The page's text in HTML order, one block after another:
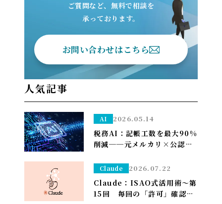
ご質問など、無料で相談を
承っております。
お問い合わせはこちら
人気記事
AI 2026.05.14
税務AI：記帳工数を最大90%
削減──元メルカリ×公認会
Zeimee、半年後の本格投入
Claude 2026.07.22
Claude：ISAO式活用術～第
15回 毎回の「許可」確認が